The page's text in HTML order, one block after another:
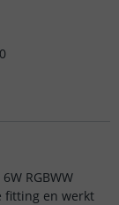
RGBWW
fitting en werkt